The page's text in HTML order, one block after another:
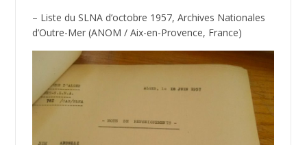
– Liste du SLNA d’octobre 1957, Archives Nationales
d’Outre-Mer (ANOM / Aix-en-Provence, France)